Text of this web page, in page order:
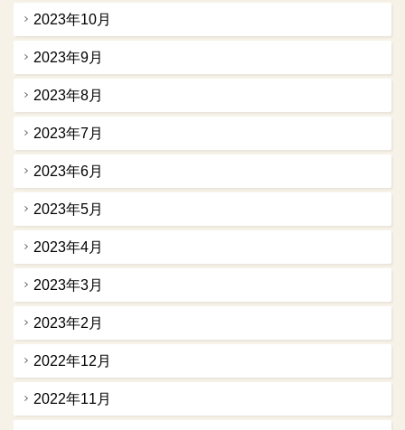
2023年10月
2023年9月
2023年8月
2023年7月
2023年6月
2023年5月
2023年4月
2023年3月
2023年2月
2022年12月
2022年11月